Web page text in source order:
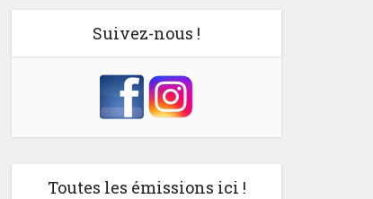
Suivez-nous !
Toutes les émissions ici !